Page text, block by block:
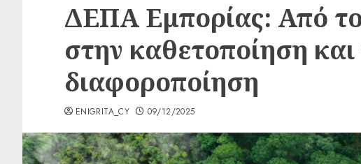
ΔΕΠΑ Εμπορίας: Από
στην καθετοποίηση και
διαφοροποίηση
ENIGRITA_CY 09/12/2025